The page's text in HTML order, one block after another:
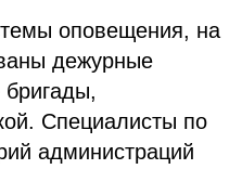
оповещения, на
дежурные
бригады,
Специалисты по
администраций